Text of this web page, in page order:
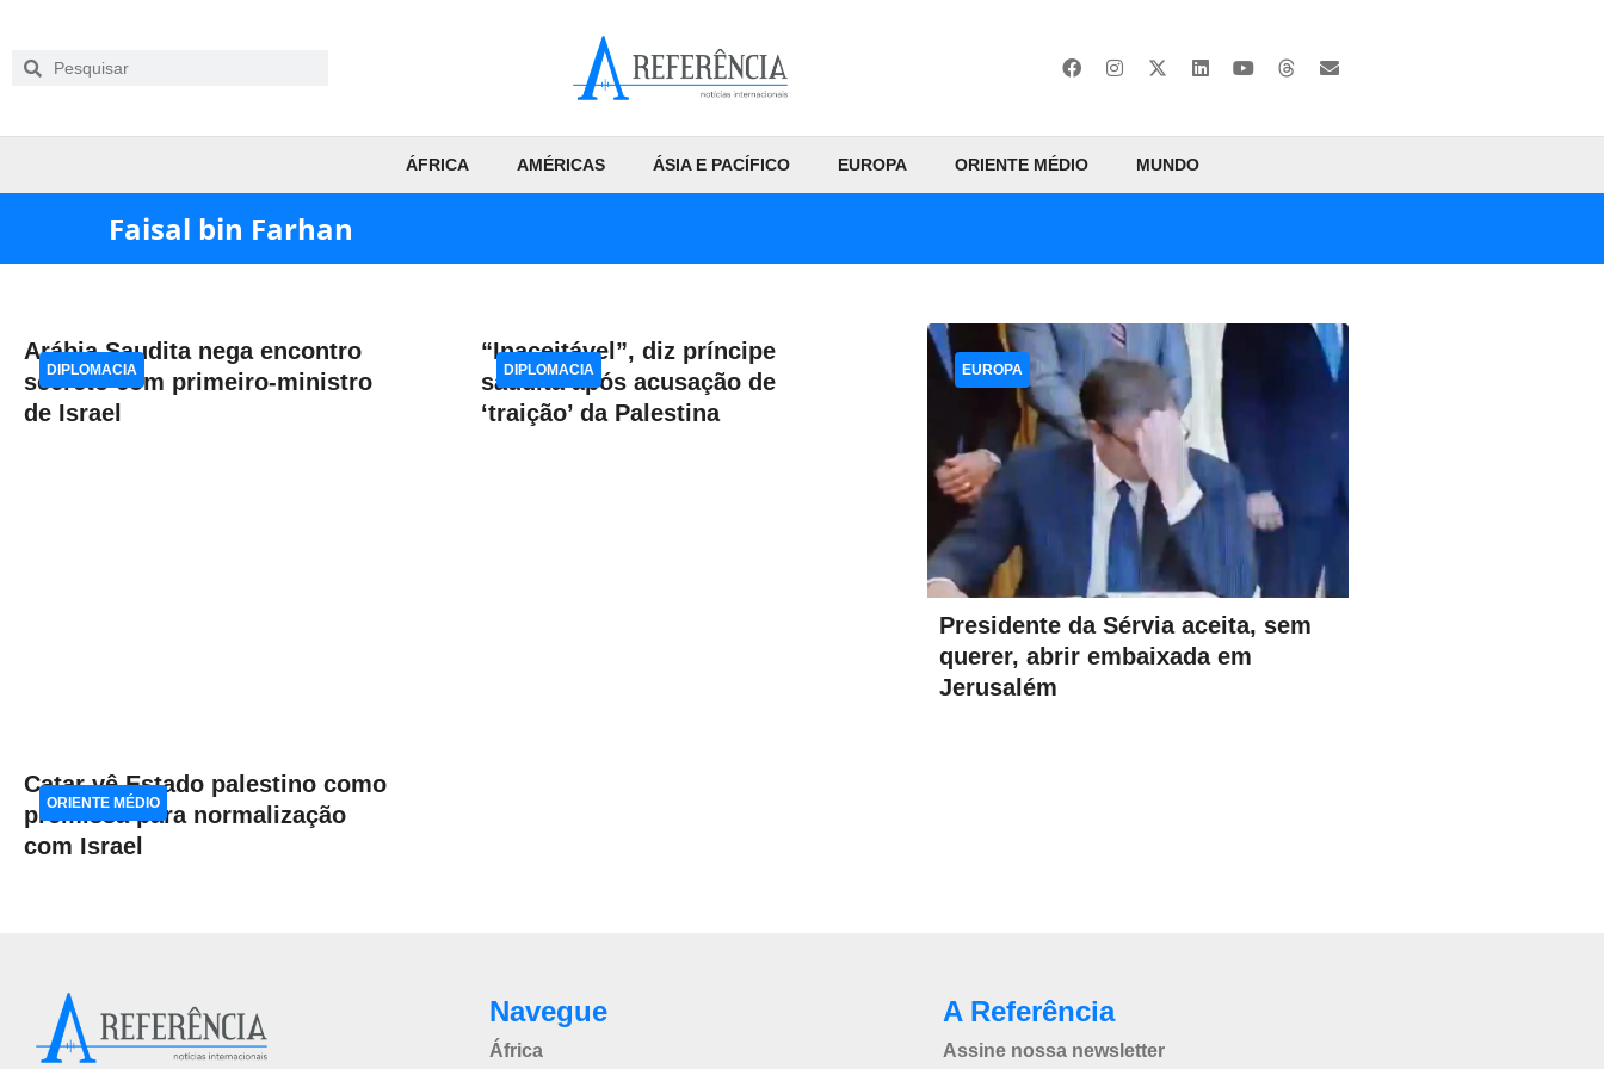
ÁFRICA AMÉRICAS ÁSIA E PACÍFICO EUROPA ORIENTE MÉDIO MUNDO
Faisal bin Farhan
Arábia Saudita nega encontro
secreto com primeiro-ministro
de Israel
DIPLOMACIA
“Inaceitável”, diz príncipe
saudita após acusação de
‘traição’ da Palestina
DIPLOMACIA
Presidente da Sérvia aceita, sem
querer, abrir embaixada em
Jerusalém
EUROPA
Catar vê Estado palestino como
premissa para normalização
com Israel
ORIENTE MÉDIO
Navegue
África
A Referência
Assine nossa newsletter